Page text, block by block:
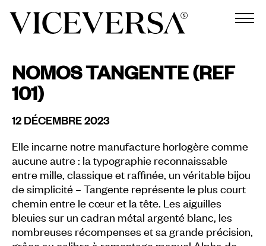
NOMOS TANGENTE (REF
101)
12 DÉCEMBRE 2023
Elle incarne notre manufacture horlogère comme
aucune autre : la typographie reconnaissable
entre mille, classique et raffinée, un véritable bijou
de simplicité – Tangente représente le plus court
chemin entre le cœur et la tête. Les aiguilles
bleuies sur un cadran métal argenté blanc, les
nombreuses récompenses et sa grande précision,